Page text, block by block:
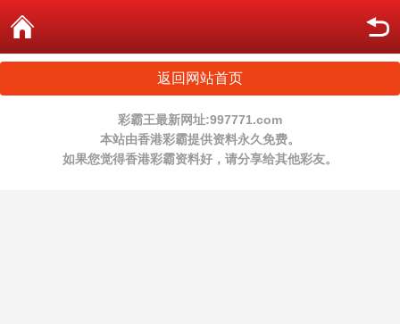
返回网站首页
彩霸王最新网址:997771.com
本站由香港彩霸提供资料永久免费。
如果您觉得香港彩霸资料好，请分享给其他彩友。